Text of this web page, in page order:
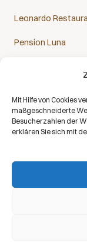
Mit Hilfe von Cookies
maßgeschneiderte
Besucherzahlen der
erklären Sie sich mit
Leonardo
Pension Luna
Das Sanatorium
Copyright © 2026 |
Informationen für